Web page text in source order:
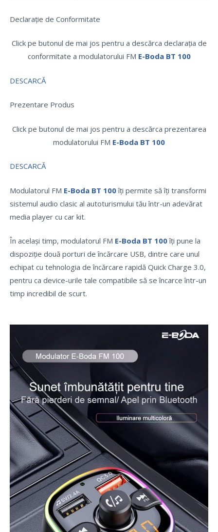
Declarație de Conformitate
Click pe butonul de mai jos pentru a descărca declarația de
conformitate a modulatorului FM E-Boda BT 100
DESCARCĂ
Prezentare Produs
Click pe butonul de mai jos pentru a descărca prezentarea
modulatorului FM E-Boda BT 100
DESCARCĂ
Modulatorul FM E-Boda BT 100îți permite să îți transformi
sistemul audio clasic al autoturismului tău într-un adevărat
media player cu car kit.
În același timp, modulatorul FM E-Boda BT 100îți pune la
dispoziție două porturi de încărcare USB, dintre care unul
echipat cu tehnologia de încărcare rapidă Quick Charge 3.0,
pentru ca device-urile tale compatibile să se încarce într-un
timp incredibil de scurt.